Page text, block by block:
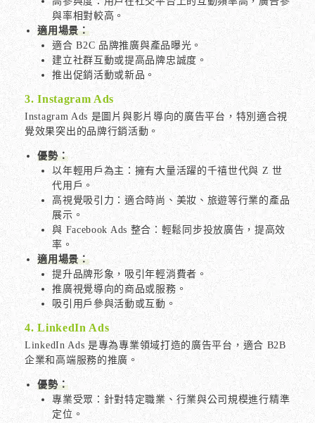
與率相對較高。
適用場景：
適合 B2C 品牌推廣與產品曝光。
建立社群互動或提高品牌忠誠度。
推出促銷活動或新品。
3. Instagram Ads
Instagram Ads 是圖片與影片導向的廣告平台，特別適合視
覺效果突出的品牌行銷活動。
優勢：
以年輕用戶為主：擁有大量活躍的千禧世代與 Z 世
代用戶。
高視覺吸引力：適合時尚、美妝、旅遊等行業的產品
展示。
與 Facebook Ads 整合：輕鬆同步投放廣告，提高效
率。
適用場景：
提升品牌形象，吸引年輕消費者。
推廣視覺導向的商品或服務。
吸引用戶參與活動或互動。
4. LinkedIn Ads
LinkedIn Ads 是專為專業領域打造的廣告平台，適合 B2B
企業和高端服務的推廣。
優勢：
專業受眾：針對特定職業、行業與公司規模進行精準
定位。